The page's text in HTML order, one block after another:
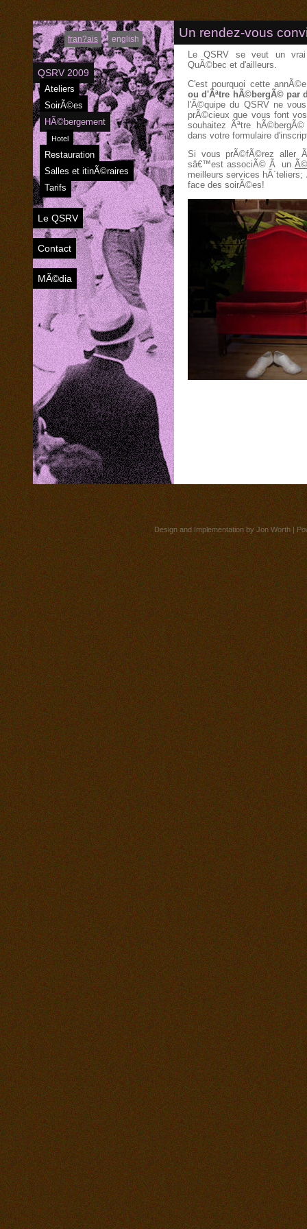
fran?ais english
QSRV 2009
Ateliers
SoirÃ©es
HÃ©bergement
Hotel
Restauration
Salles et itinÃ©raires
Tarifs
Le QSRV
Contact
MÃ©dia
Un rendez-vous
Le QSRV se veut un
QuÃ©bec et d'ailleurs.
C'est pourquoi cette
ou d'Ãªtre hÃ©bergÃ© par
l'Ã©quipe du QSRV ne
prÃ©cieux que vous font
souhaitez Ãªtre
dans votre formulaire
Si vous prÃ©fÃ©rez aller
sâ€™est associÃ© Ã un
meilleurs services
face des soirÃ©es!
Design and Implementation by Jon Worth |